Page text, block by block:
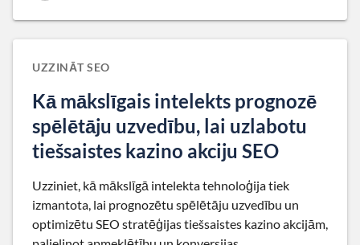
UZZINĀT SEO
Kā mākslīgais intelekts prognozē
spēlētāju uzvedību, lai uzlabotu
tiešsaistes kazino akciju SEO
Uzziniet, kā mākslīgā intelekta tehnoloģija tiek
izmantota, lai prognozētu spēlētāju uzvedību un
optimizētu SEO stratēģijas tiešsaistes kazino akcijām,